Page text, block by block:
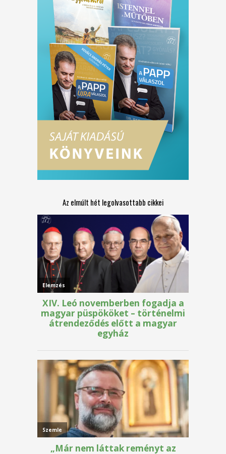
Az elmúlt hét legolvasottabb cikkei